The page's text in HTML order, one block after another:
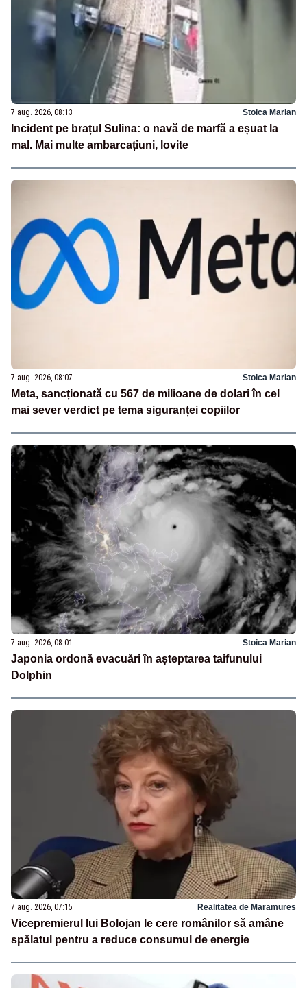
7 aug. 2026, 08:13 Stoica Marian
Incident pe brațul Sulina: o navă de marfă a eșuat la
mal. Mai multe ambarcațiuni, lovite
7 aug. 2026, 08:07 Stoica Marian
Meta, sancționată cu 567 de milioane de dolari în cel
mai sever verdict pe tema siguranței copiilor
7 aug. 2026, 08:01 Stoica Marian
Japonia ordonă evacuări în așteptarea taifunului
Dolphin
7 aug. 2026, 07:15 Realitatea de Maramures
Vicepremierul lui Bolojan le cere românilor să amâne
spălatul pentru a reduce consumul de energie